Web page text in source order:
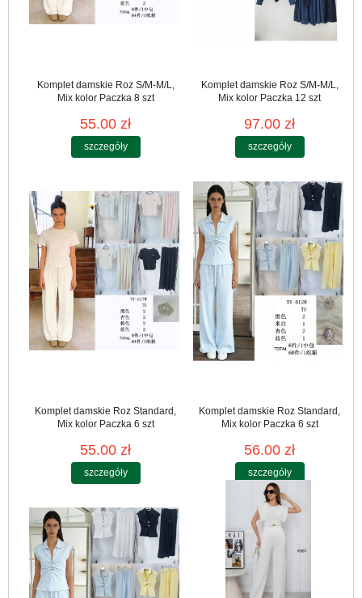
Komplet damskie Roz S/M-M/L,
Mix kolor Paczka 8 szt
55.00 zł
szczegóły
Komplet damskie Roz S/M-M/L,
Mix kolor Paczka 12 szt
97.00 zł
szczegóły
Komplet damskie Roz Standard,
Mix kolor Paczka 6 szt
55.00 zł
szczegóły
Komplet damskie Roz Standard,
Mix kolor Paczka 6 szt
56.00 zł
szczegóły